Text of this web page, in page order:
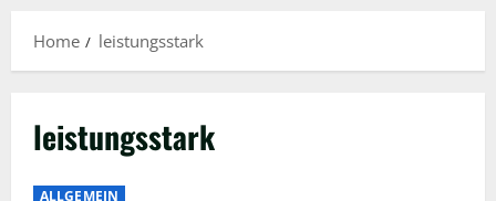
Home leistungsstark
leistungsstark
ALLGEMEIN